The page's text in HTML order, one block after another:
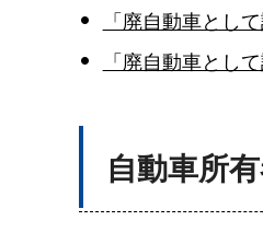
「廃自動車とし
「廃自動車とし
自動車所